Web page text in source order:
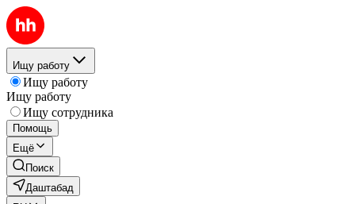
Ищу работу
Ищу работу
Ищу работу
Ищу сотрудника
Помощь
Ещё
Поиск
Даштабад